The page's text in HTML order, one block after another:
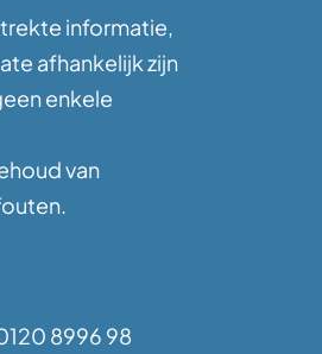
informatie,
afhankelijk zijn
enkele
van
8996 98